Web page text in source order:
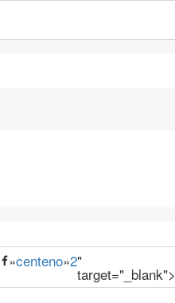
»centeno»2"
target="_blank">